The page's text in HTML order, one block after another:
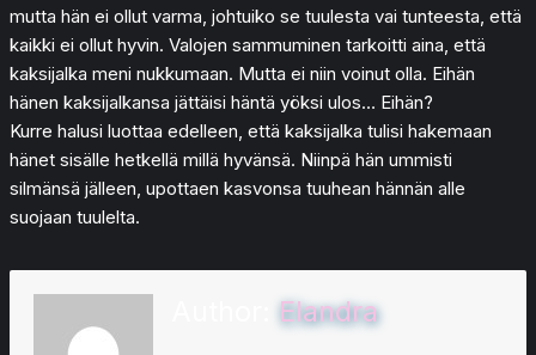
mutta hän ei ollut varma, johtuiko se tuulesta vai tunteesta, että
kaikki ei ollut hyvin. Valojen sammuminen tarkoitti aina, että
kaksijalka meni nukkumaan. Mutta ei niin voinut olla. Eihän
hänen kaksijalkansa jättäisi häntä yöksi ulos… Eihän?
Kurre halusi luottaa edelleen, että kaksijalka tulisi hakemaan
hänet sisälle hetkellä millä hyvänsä. Niinpä hän ummisti
silmänsä jälleen, upottaen kasvonsa tuuhean hännän alle
suojaan tuulelta.
Elandra